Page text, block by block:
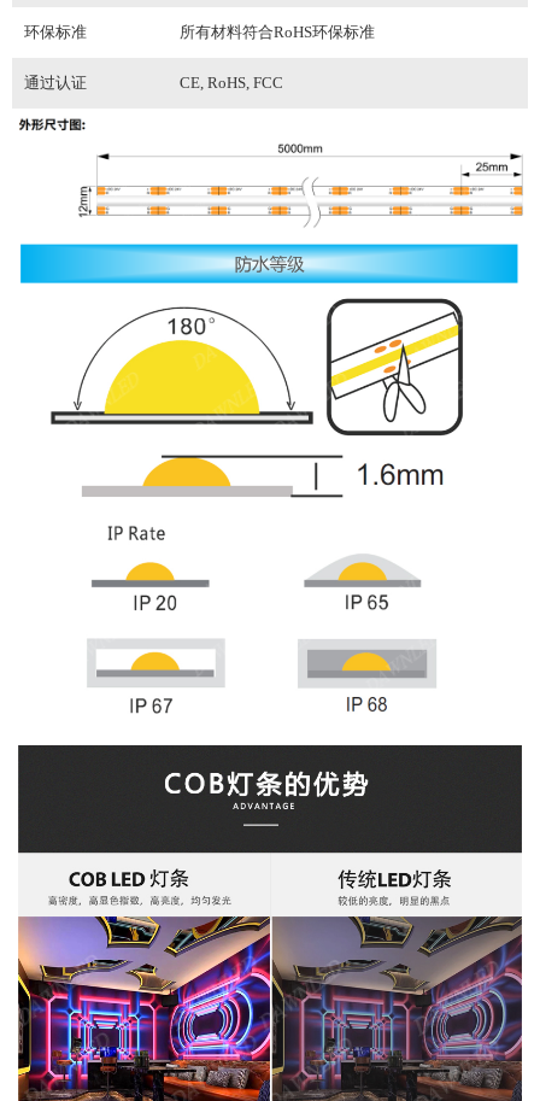
环保标准 所有材料符合RoHS环保标准
通过认证 CE, RoHS, FCC